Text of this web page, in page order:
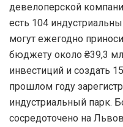
девелоперской
есть 104
могут ежегодно
бюджету около ₴39,3
инвестиций и создать
прошлом году
индустриальный парк.
сосредоточено на